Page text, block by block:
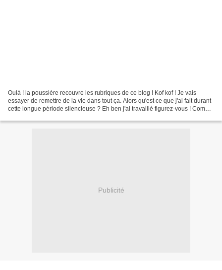
Oulà ! la poussière recouvre les rubriques de ce blog ! Kof kof ! Je vais
essayer de remettre de la vie dans tout ça. Alors qu'est ce que j'ai fait durant
cette longue période silencieuse ? Eh ben j'ai travaillé figurez-vous ! Comme
Publicité